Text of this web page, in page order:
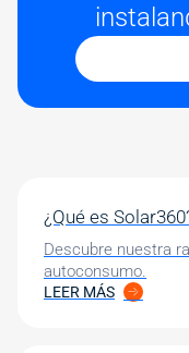
¿Qué es
Descubre nuestra
autoconsumo.
LEER MÁS